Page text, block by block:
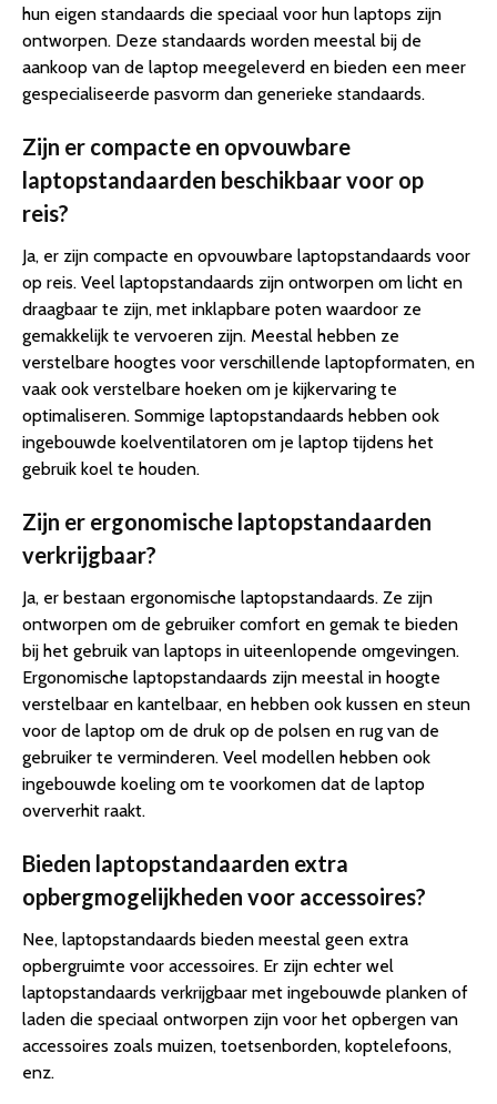
hun eigen standaards die speciaal voor hun laptops zijn
ontworpen. Deze standaards worden meestal bij de
aankoop van de laptop meegeleverd en bieden een meer
gespecialiseerde pasvorm dan generieke standaards.
Zijn er compacte en opvouwbare
laptopstandaarden beschikbaar voor op
reis?
Ja, er zijn compacte en opvouwbare laptopstandaards voor
op reis. Veel laptopstandaards zijn ontworpen om licht en
draagbaar te zijn, met inklapbare poten waardoor ze
gemakkelijk te vervoeren zijn. Meestal hebben ze
verstelbare hoogtes voor verschillende laptopformaten, en
vaak ook verstelbare hoeken om je kijkervaring te
optimaliseren. Sommige laptopstandaards hebben ook
ingebouwde koelventilatoren om je laptop tijdens het
gebruik koel te houden.
Zijn er ergonomische laptopstandaarden
verkrijgbaar?
Ja, er bestaan ergonomische laptopstandaards. Ze zijn
ontworpen om de gebruiker comfort en gemak te bieden
bij het gebruik van laptops in uiteenlopende omgevingen.
Ergonomische laptopstandaards zijn meestal in hoogte
verstelbaar en kantelbaar, en hebben ook kussen en steun
voor de laptop om de druk op de polsen en rug van de
gebruiker te verminderen. Veel modellen hebben ook
ingebouwde koeling om te voorkomen dat de laptop
oververhit raakt.
Bieden laptopstandaarden extra
opbergmogelijkheden voor accessoires?
Nee, laptopstandaards bieden meestal geen extra
opbergruimte voor accessoires. Er zijn echter wel
laptopstandaards verkrijgbaar met ingebouwde planken of
laden die speciaal ontworpen zijn voor het opbergen van
accessoires zoals muizen, toetsenborden, koptelefoons,
enz.